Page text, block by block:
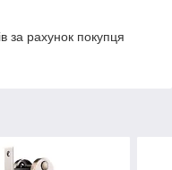
за рахунок покупця